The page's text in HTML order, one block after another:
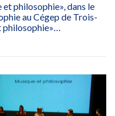
philosophie», dans le
au Cégep de Trois-
philosophie»…